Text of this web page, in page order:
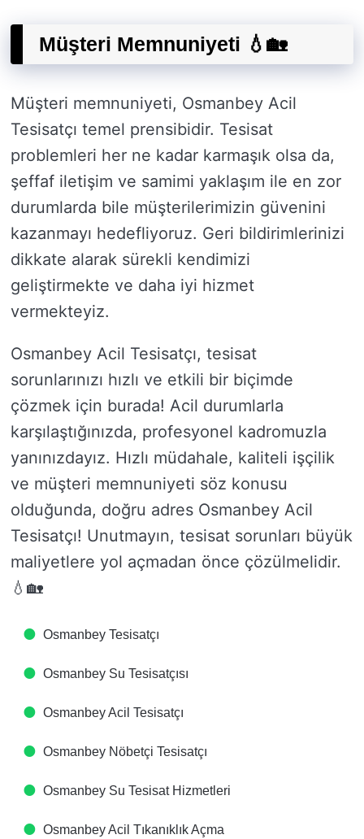
Müşteri Memnuniyeti 💧🏡
Müşteri memnuniyeti, Osmanbey Acil
Tesisatçı temel prensibidir. Tesisat
problemleri her ne kadar karmaşık olsa da,
şeffaf iletişim ve samimi yaklaşım ile en zor
durumlarda bile müşterilerimizin güvenini
kazanmayı hedefliyoruz. Geri bildirimlerinizi
dikkate alarak sürekli kendimizi
geliştirmekte ve daha iyi hizmet
vermekteyiz.
Osmanbey Acil Tesisatçı, tesisat
sorunlarınızı hızlı ve etkili bir biçimde
çözmek için burada! Acil durumlarla
karşılaştığınızda, profesyonel kadromuzla
yanınızdayız. Hızlı müdahale, kaliteli işçilik
ve müşteri memnuniyeti söz konusu
olduğunda, doğru adres Osmanbey Acil
Tesisatçı! Unutmayın, tesisat sorunları büyük
maliyetlere yol açmadan önce çözülmelidir.
💧🏡
Osmanbey Tesisatçı
Osmanbey Su Tesisatçısı
Osmanbey Acil Tesisatçı
Osmanbey Nöbetçi Tesisatçı
Osmanbey Su Tesisat Hizmetleri
Osmanbey Acil Tıkanıklık Açma